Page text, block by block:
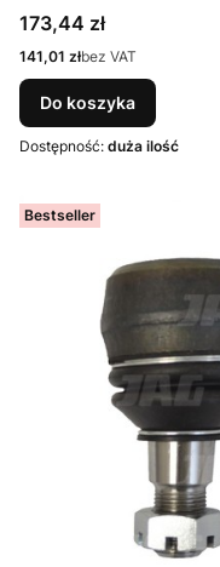
Cena
173,44 zł
Cena
141,01 złbez VAT
Do koszyka
Dostępność: duża ilość
Bestseller